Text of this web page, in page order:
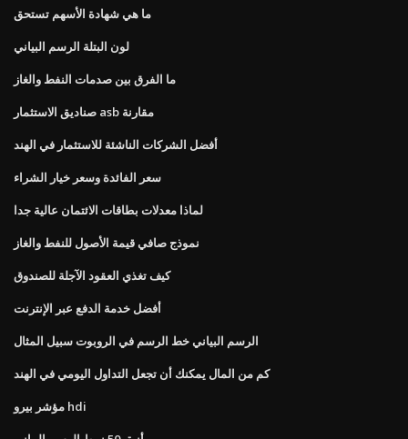
ما هي شهادة الأسهم تستحق
لون البتلة الرسم البياني
ما الفرق بين صدمات النفط والغاز
صناديق الاستثمار asb مقارنة
أفضل الشركات الناشئة للاستثمار في الهند
سعر الفائدة وسعر خيار الشراء
لماذا معدلات بطاقات الائتمان عالية جدا
نموذج صافي قيمة الأصول للنفط والغاز
كيف تغذي العقود الآجلة للصندوق
أفضل خدمة الدفع عبر الإنترنت
الرسم البياني خط الرسم في الروبوت سبيل المثال
كم من المال يمكنك أن تجعل التداول اليومي في الهند
مؤشر بيرو hdi